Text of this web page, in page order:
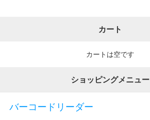
カート
カートは空です
ショッピングメニュー
バーコードリーダー